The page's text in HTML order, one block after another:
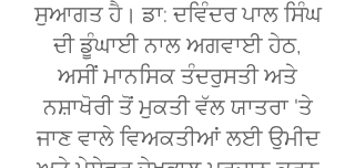
ਸੁਆਗਤ ਹੈ। ਡਾ: ਦਵਿੰਦਰ ਪਾਲ ਸਿੰਘ
ਦੀ ਡੂੰਘਾਈ ਨਾਲ ਅਗਵਾਈ ਹੇਠ,
ਅਸੀਂ ਮਾਨਸਿਕ ਤੰਦਰੁਸਤੀ ਅਤੇ
ਨਸ਼ਾਖੋਰੀ ਤੋਂ ਮੁਕਤੀ ਵੱਲ ਯਾਤਰਾ 'ਤੇ
ਜਾਣ ਵਾਲੇ ਵਿਅਕਤੀਆਂ ਲਈ ਉਮੀਦ